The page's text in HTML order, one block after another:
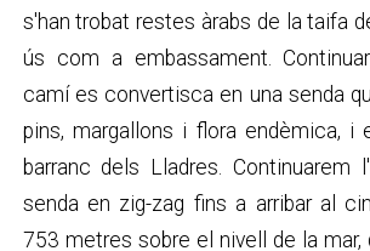
s'han trobat restes àrabs de la taifa
ús com a embassament.
camí es convertisca en una senda
pins, margallons i flora endèmica, i
barranc dels Lladres. Continuarem
senda en zig-zag fins a arribar al
753 metres sobre el nivell de la mar,